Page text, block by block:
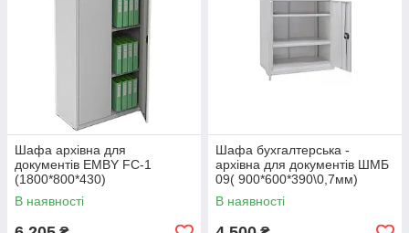
Шафа архівна для
документів EMBY FC-1
(1800*800*430)
В наявності
Шафа бухгалтерська -
архівна для документів ШМБ
09( 900*600*390\0,7мм)
В наявності